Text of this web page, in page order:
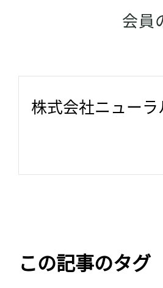
会員
株式会社ニュー
この記事のタグ